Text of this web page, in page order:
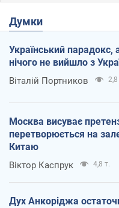
Думки
Український парадокс,
нічого не вийшло з
Віталій Портников 2,8
Москва висуває
перетворюється на
Китаю
Віктор Каспрук 4,8 т.
Дух Анкоріджа